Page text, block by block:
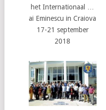
het Internationaal …
ai Eminescu in Craiova
17-21 september
2018